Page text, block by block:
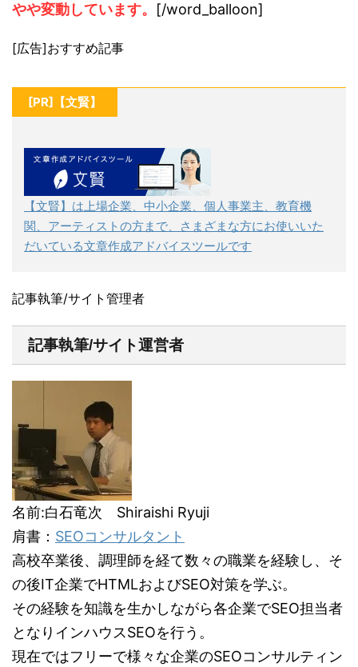
やや変動しています。 [/word_balloon]
[広告]おすすめ記事
[PR]【文賢】
【文賢】は上場企業、中小企業、個人事業主、教育機
関、アーティストの方まで、さまざまな方にお使いいた
だいている文章作成アドバイスツールです
記事執筆/サイト管理者
記事執筆/サイト運営者
名前:白石竜次 Shiraishi Ryuji
肩書： SEOコンサルタント
高校卒業後、調理師を経て数々の職業を経験し、そ
の後IT企業でHTMLおよびSEO対策を学ぶ。
その経験を知識を生かしながら各企業でSEO担当者
となりインハウスSEOを行う。
現在ではフリーで様々な企業のSEOコンサルティン